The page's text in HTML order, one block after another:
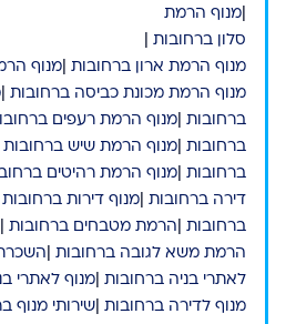
מנוף הרמת
סלון ברחובות
מנוף הרמת ארון ברחובות
מנוף
מנוף הרמת מכונת כביסה ברחובות
ברחובות
מנוף הרמת רעפים
ברחובות
מנוף הרמת שיש ברחובות
ברחובות
מנוף הרמת רהיטים
דירה ברחובות
מנוף דירות ברחובות
ברחובות
הרמת מטבחים ברחובות
הרמת משא לגובה ברחובות
לאתרי בניה ברחובות
מנוף לאתרי
מנוף לדירה ברחובות
שירותי מנוף